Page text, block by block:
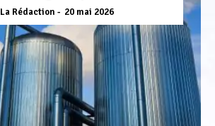
La Rédaction 20 mai 2026